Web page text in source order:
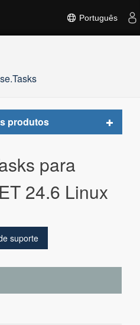
Português
produtos
Toggle
para
24.6 Linux
suporte